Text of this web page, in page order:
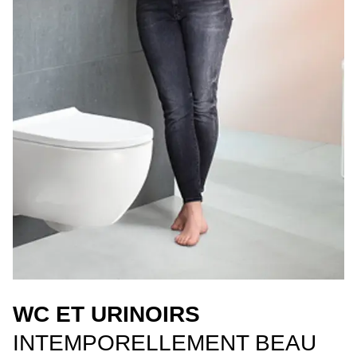
WC ET URINOIRS
INTEMPORELLEMENT BEAU